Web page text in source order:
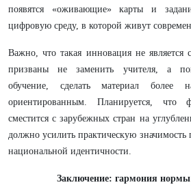
появятся «оживающие» карты и
цифровую среду, в которой живут
Важно, что такая инновация не
призваны не заменить учителя, а
обучение, сделать материал более
ориентированным. Планируется, что
сместится с зарубежных стран на
должно усилить практическую
национальной идентичности.
Заключение: гармония нормы